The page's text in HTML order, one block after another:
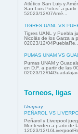
Atlético San Luis y
San Luis Potosí a
52023/12/07Amé...
TIGRES UANL VS
Tigres UANL y Puebla
Nicolás de los Garza a
02023/12/04PueblaRe...
PUMAS UNAM VS
Pumas UNAM y
en D.F. a partir de las
02023/12/
Torneos, ligas
Uruguay
PEÑAROL VS
Peñarol y Liverpool
Montevideo a partir de
12023/12/